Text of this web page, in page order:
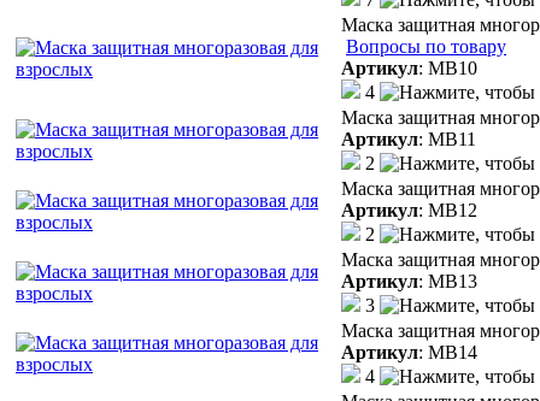
Маска защитная
Вопросы по товару
Артикул: МВ10
4
Маска защитная
Артикул: МВ11
2
Маска защитная
Артикул: МВ12
2
Маска защитная
Артикул: МВ13
3
Маска защитная
Артикул: МВ14
4